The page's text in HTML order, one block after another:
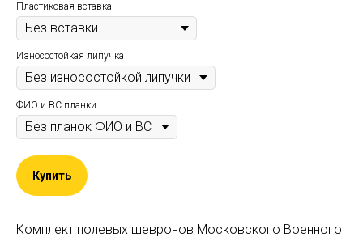
Пластиковая вставка
Износостойкая липучка
ФИО и ВС планки
Купить
Комплект полевых шевронов Московского Военного